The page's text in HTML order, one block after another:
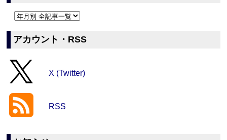
アカウント・RSS
X (Twitter)
RSS